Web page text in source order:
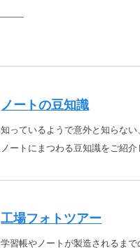
ノートの豆知識
知っているようで意外と知らない
ノートにまつわる豆知識をご紹介
工場フォトツアー
学習帳やノートが製造されるまで